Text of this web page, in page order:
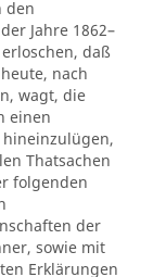
den
Jahre 1862–
daß
nach
wagt, die
einen
Thatsachen
folgenden
der
sowie mit
Erklärungen